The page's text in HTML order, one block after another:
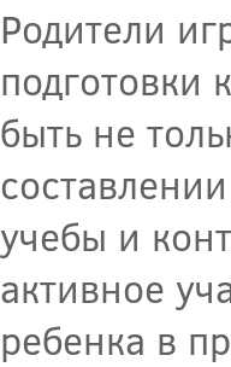
Родители
подготовки
быть не
учебы и
активное
ребенка в